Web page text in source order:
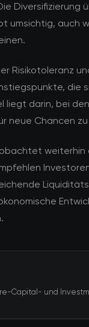
Diversifizierung
umsichtig, auch
Risikotoleranz
die
liegt darin, bei
neue Chancen
weiterhin
Capital- und